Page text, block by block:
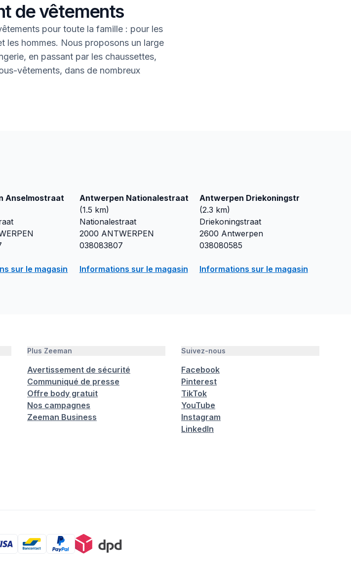
de vêtements
pour toute la famille : pour les
les hommes. Nous proposons un large
en passant par les chaussettes,
vêtements, dans de nombreux
Anselmostraat
sur le magasin
Antwerpen Nationalestraat
(1.5 km)
Nationalestraat
2000 ANTWERPEN
038083807
Informations sur le magasin
Antwerpen Driekoningstr
(2.3 km)
Driekoningstraat
2600 Antwerpen
038080585
Informations sur le magasin
Plus Zeeman
Avertissement de sécurité
Communiqué de presse
Offre body gratuit
Nos campagnes
Zeeman Business
Suivez-nous
Facebook
Pinterest
TikTok
YouTube
Instagram
LinkedIn